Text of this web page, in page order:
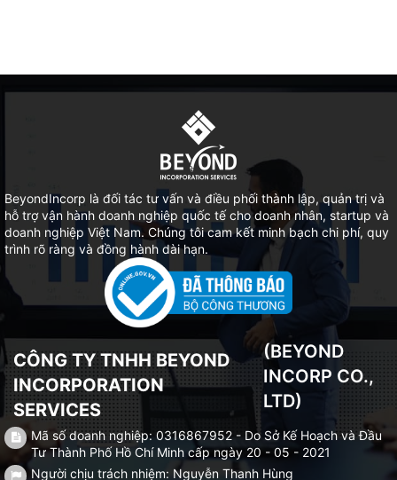
BeyondIncorp là đối tác tư vấn và điều phối thành lập, quản trị và
hỗ trợ vận hành doanh nghiệp quốc tế cho doanh nhân, startup và
doanh nghiệp Việt Nam. Chúng tôi cam kết minh bạch chi phí, quy
trình rõ ràng và đồng hành dài hạn.
CÔNG TY TNHH BEYOND
INCORPORATION
SERVICES
(BEYOND
INCORP CO.,
LTD)
Mã số doanh nghiệp: 0316867952 - Do Sở Kế Hoạch và Đầu
Tư Thành Phố Hồ Chí Minh cấp ngày 20 - 05 - 2021
Người chịu trách nhiệm: Nguyễn Thanh Hùng